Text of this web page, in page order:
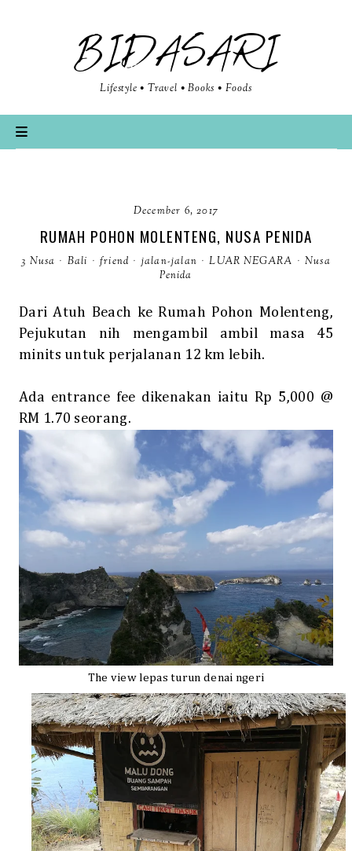
BIDASARI
Lifestyle • Travel • Books • Foods
December 6, 2017
RUMAH POHON MOLENTENG, NUSA PENIDA
3 Nusa · Bali · friend · jalan-jalan · LUAR NEGARA · Nusa
Penida
Dari Atuh Beach ke Rumah Pohon Molenteng,
Pejukutan nih mengambil ambil masa 45
minits untuk perjalanan 12 km lebih.
Ada entrance fee dikenakan iaitu Rp 5,000 @
RM 1.70 seorang.
The view lepas turun denai ngeri